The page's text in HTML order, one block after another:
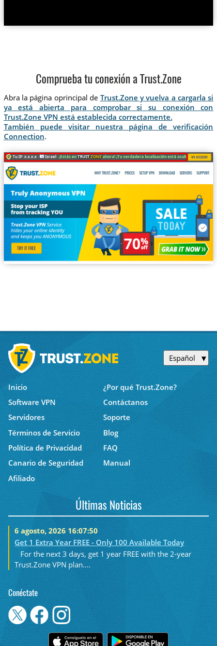
Comprueba tu conexión a Trust.Zone
Abra la página oprincipal de Trust.Zone y vuelva a cargarla si
ya está abierta para comprobar si su conexión con
Trust.Zone VPN está establecida correctamente.
También puede visitar nuestra página de verificación
Connection.
Tu IP: x.x.x.x · Israel ·¡Estás enTRUST.ZONE ahora! ¡Tu verdadera localización está oculta!
Español
Inicio
¿Por qué Trust.Zone?
Software VPN
Contáctanos
Servidores
Soporte
Términos de Servicio
Blog
Política de Privacidad
FAQ
Canario de Seguridad
Manual
Afiliado
Últimas Noticias
6 agosto, 2026 16:07:50
Get 1 Extra Year FREE - Only 100 Available Today
For the next 3 days, get 1 year FREE with the 2-year
Trust.Zone VPN plan....
Conéctate